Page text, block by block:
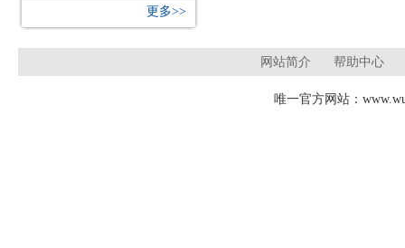
更多>>
网站简介 帮助中心
唯一官方网站：